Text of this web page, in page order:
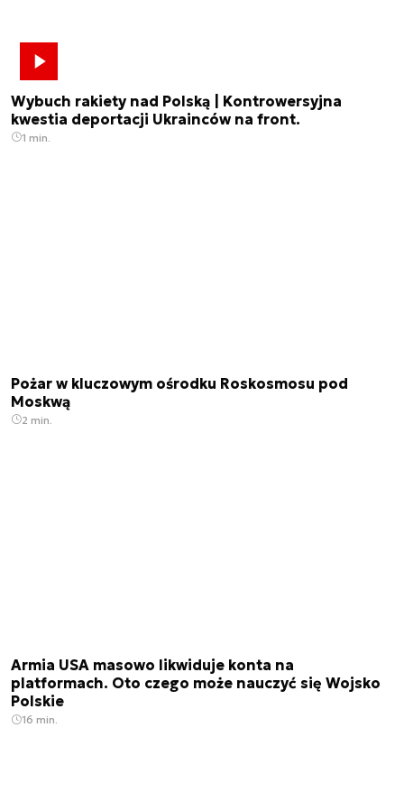
Wybuch rakiety nad Polską | Kontrowersyjna
kwestia deportacji Ukrainców na front.
1 min.
Pożar w kluczowym ośrodku Roskosmosu pod
Moskwą
2 min.
Armia USA masowo likwiduje konta na
platformach. Oto czego może nauczyć się Wojsko
Polskie
16 min.